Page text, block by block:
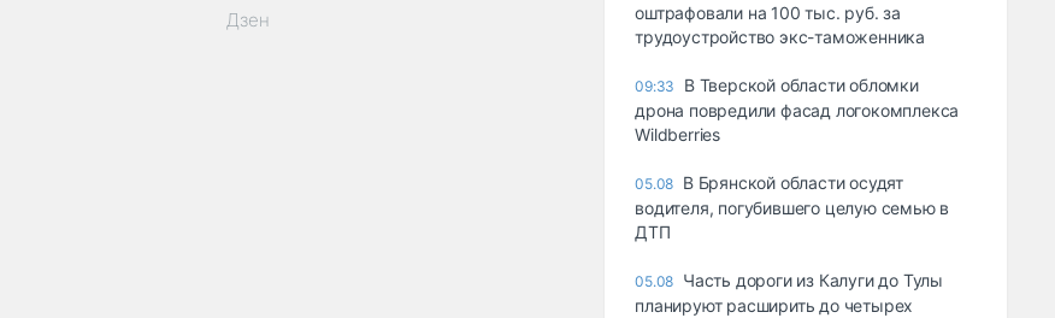
Дзен
оштрафовали на 100 тыс. руб. за
трудоустройство экс-таможенника
09:33
В Тверской области обломки
дрона повредили фасад логокомплекса
Wildberries
05.08 В Брянской области осудят
водителя, погубившего целую семью в
ДТП
05.08 Часть дороги из Калуги до Тулы
планируют расширить до четырех